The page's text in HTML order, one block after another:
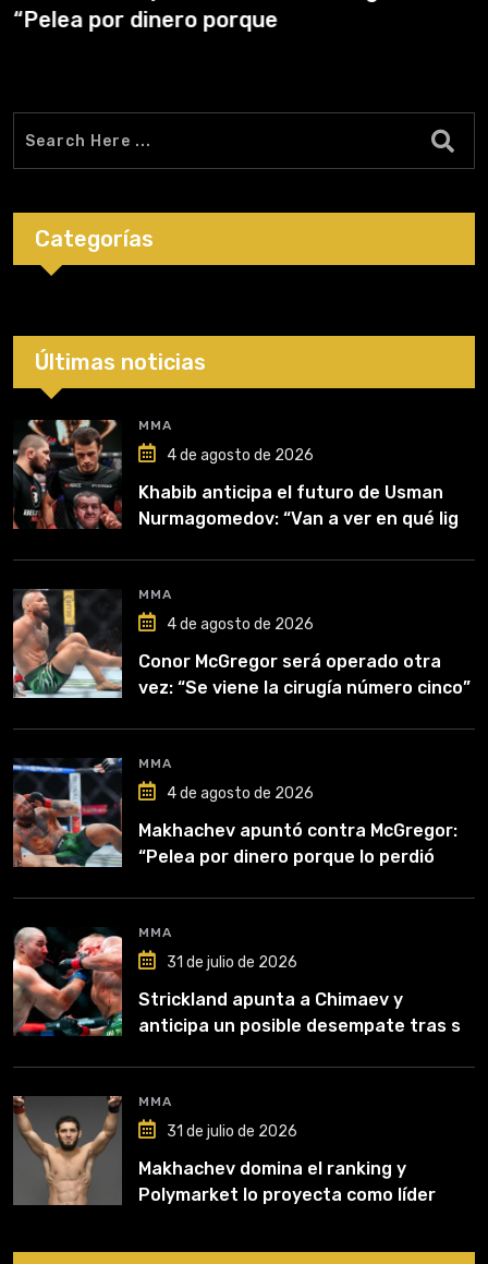
“Pelea por dinero porque
Categorías
Últimas noticias
MMA
4 de agosto de 2026
Khabib anticipa el futuro de Usman
Nurmagomedov: “Van a ver en qué liga
MMA
4 de agosto de 2026
Conor McGregor será operado otra
vez: “Se viene la cirugía número cinco”
MMA
4 de agosto de 2026
Makhachev apuntó contra McGregor:
“Pelea por dinero porque lo perdió
MMA
31 de julio de 2026
Strickland apunta a Chimaev y
anticipa un posible desempate tras su
MMA
31 de julio de 2026
Makhachev domina el ranking y
Polymarket lo proyecta como líder